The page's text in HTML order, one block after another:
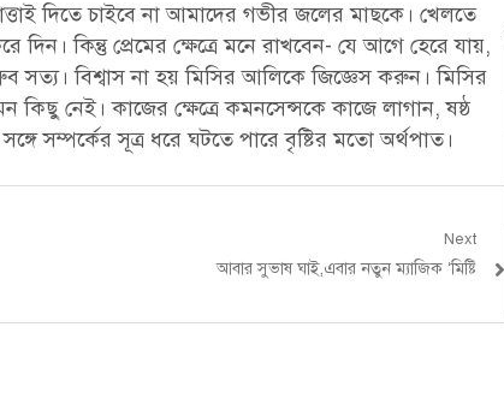
দিতে চাইবে না আমাদের গভীর জলের মাছকে। খেলতে
কিন্তু প্রেমের ক্ষেত্রে মনে রাখবেন- যে আগে হেরে যায়,
সত্য। বিশ্বাস না হয় মিসির আলিকে জিজ্ঞেস করুন। মিসির
নেই। কাজের ক্ষেত্রে কমনসেন্সকে কাজে লাগান, ষষ্ঠ
সম্পর্কের সূত্র ধরে ঘটতে পারে বৃষ্টির মতো অর্থপাত।
Next
Next
আবার সুভাষ ঘাই,এবার নতুন ম্যাজিক ‘মিষ্টি